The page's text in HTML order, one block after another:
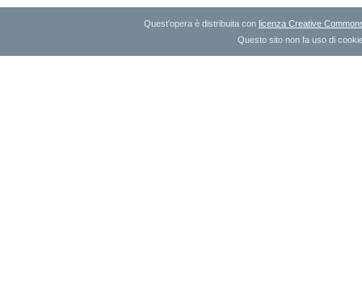
Quest'opera è distribuita con licenza Creative
Questo sito non fa uso di